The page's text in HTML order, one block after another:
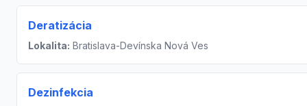
Deratizácia
Lokalita: Bratislava-Devínska Nová Ves
Dezinfekcia